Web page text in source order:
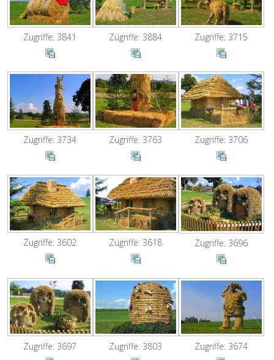
Zugriffe: 3841 Zugriffe: 3884 Zugriffe: 3715
Zugriffe: 3734 Zugriffe: 3763 Zugriffe: 3706
Zugriffe: 3602 Zugriffe: 3618 Zugriffe: 3696
Zugriffe: 3697 Zugriffe: 3803 Zugriffe: 3674